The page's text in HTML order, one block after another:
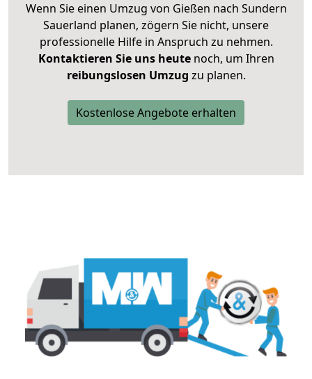
Wenn Sie einen Umzug von Gießen nach Sundern
Sauerland planen, zögern Sie nicht, unsere
professionelle Hilfe in Anspruch zu nehmen.
Kontaktieren Sie uns heutenoch, um Ihren
reibungslosen Umzug zu planen.
Kostenlose Angebote erhalten